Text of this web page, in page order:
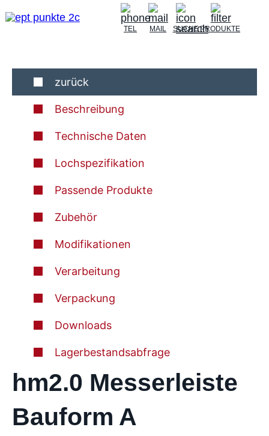
TEL MAIL SUCHEPRODUKTE
zurück
Beschreibung
Technische Daten
Lochspezifikation
Passende Produkte
Zubehör
Modifikationen
Verarbeitung
Verpackung
Downloads
Lagerbestandsabfrage
hm2.0 Messerleiste
Bauform A